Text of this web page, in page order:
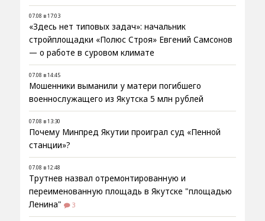
07.08 в 17:03
«Здесь нет типовых задач»: начальник
стройплощадки «Полюс Строя» Евгений Самсонов
— о работе в суровом климате
07.08 в 14:45
Мошенники выманили у матери погибшего
военнослужащего из Якутска 5 млн рублей
07.08 в 13:30
Почему Минпред Якутии проиграл суд «Пенной
станции»?
07.08 в 12:48
Трутнев назвал отремонтированную и
переименованную площадь в Якутске "площадью
Ленина"
3